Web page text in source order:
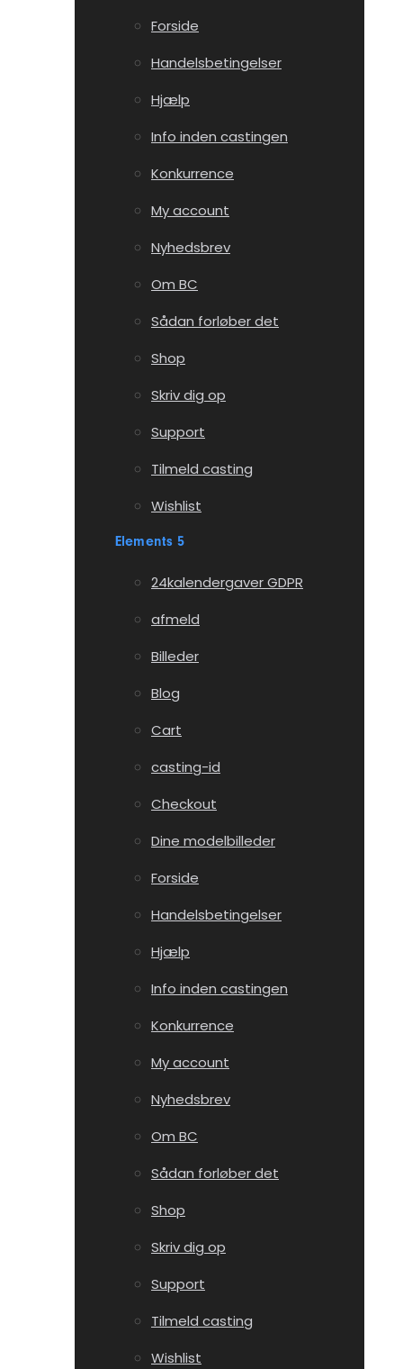
Forside
Handelsbetingelser
Hjælp
Info inden castingen
Konkurrence
My account
Nyhedsbrev
Om BC
Sådan forløber det
Shop
Skriv dig op
Support
Tilmeld casting
Wishlist
Elements 5
24kalendergaver GDPR
afmeld
Billeder
Blog
Cart
casting-id
Checkout
Dine modelbilleder
Forside
Handelsbetingelser
Hjælp
Info inden castingen
Konkurrence
My account
Nyhedsbrev
Om BC
Sådan forløber det
Shop
Skriv dig op
Support
Tilmeld casting
Wishlist